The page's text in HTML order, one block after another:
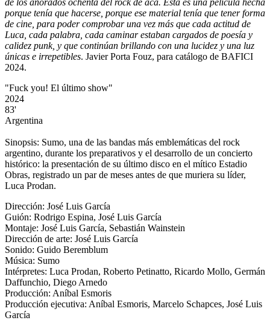
de los añorados ochenta del rock de acá. Esta es una película hecha
porque tenía que hacerse, porque ese material tenía que tener forma
de cine, para poder comprobar una vez más que cada actitud de
Luca, cada palabra, cada caminar estaban cargados de poesía y
calidez punk, y que continúan brillando con una lucidez y una luz
únicas e irrepetibles. Javier Porta Fouz, para catálogo de BAFICI
2024.
"Fuck you! El último show"
2024
83'
Argentina
Sinopsis: Sumo, una de las bandas más emblemáticas del rock
argentino, durante los preparativos y el desarrollo de un concierto
histórico: la presentación de su último disco en el mítico Estadio
Obras, registrado un par de meses antes de que muriera su líder,
Luca Prodan.
Dirección: José Luis García
Guión: Rodrigo Espina, José Luis García
Montaje: José Luis García, Sebastián Wainstein
Dirección de arte: José Luis García
Sonido: Guido Beremblum
Música: Sumo
Intérpretes: Luca Prodan, Roberto Petinatto, Ricardo Mollo, Germán
Daffunchio, Diego Arnedo
Producción: Aníbal Esmoris
Producción ejecutiva: Aníbal Esmoris, Marcelo Schapces, José Luis
García